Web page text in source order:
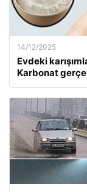
14/12/2025
Evdeki
Karbonat